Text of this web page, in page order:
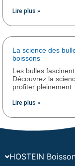
Lire plus »
La science des
boissons
Les bulles
Découvrez la
profiter pleinement.
Lire plus »
HOSTEIN